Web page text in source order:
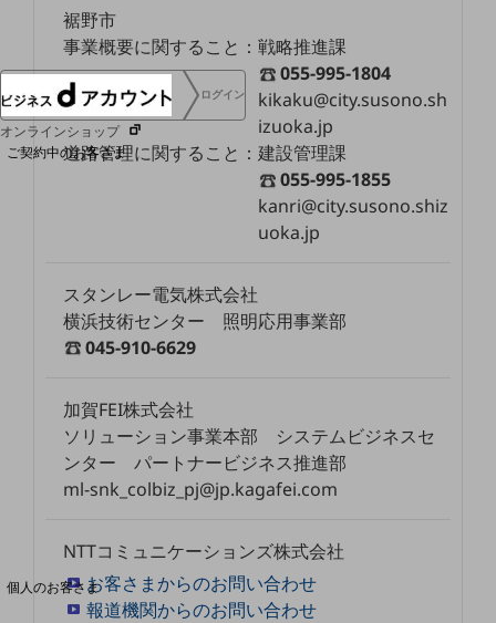
NTTドコモグループ
ログイン
オンラインショップ
ご契約中のお客さま
ご契約中サービスの一元管理
Web明細(ビリングステーション)
Web明細(My docomo)
個人のお客さま
NTTドコモ
裾野市
事業概要に関すること：戦略推進課
055-995-1804
kikaku@city.susono.sh
izuoka.jp
道路管理に関すること：建設管理課
055-995-1855
kanri@city.susono.shiz
uoka.jp
スタンレー電気株式会社
横浜技術センター 照明応用事業部
045-910-6629
加賀FEI株式会社
ソリューション事業本部 システムビジネスセ
ンター パートナービジネス推進部
ml-snk_colbiz_pj@jp.kagafei.com
NTTコミュニケーションズ株式会社
お客さまからのお問い合わせ
報道機関からのお問い合わせ